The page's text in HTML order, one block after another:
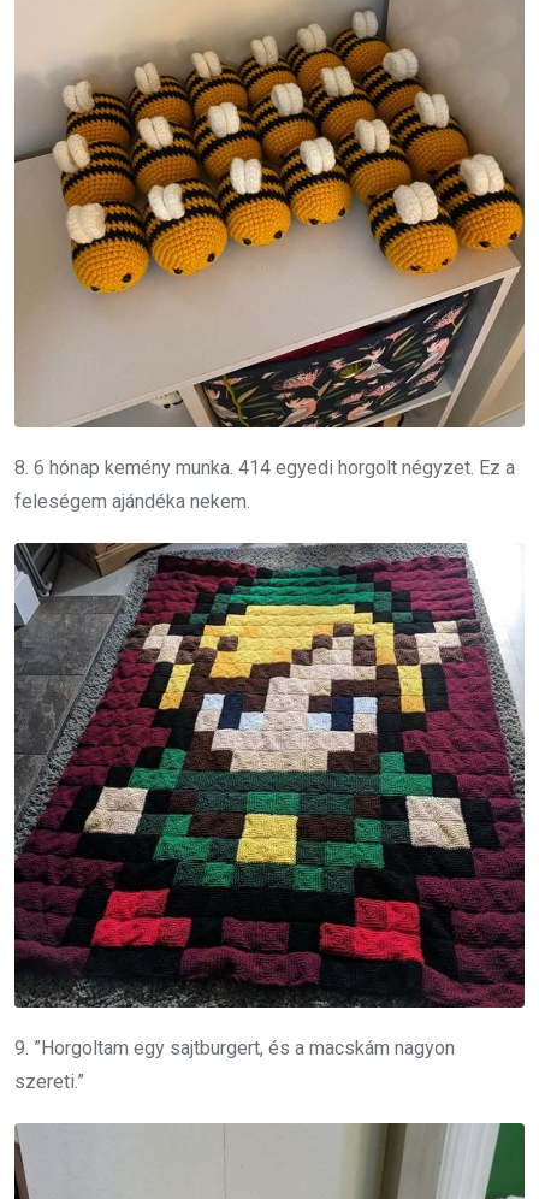
8. 6 hónap kemény munka. 414 egyedi horgolt négyzet. Ez a
feleségem ajándéka nekem.
9. ”Horgoltam egy sajtburgert, és a macskám nagyon
szereti.”